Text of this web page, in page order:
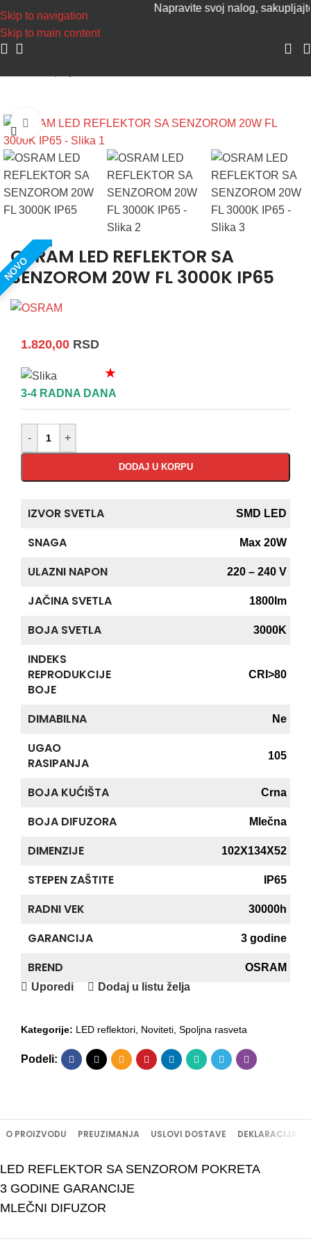
Skip to navigation
Skip to main content
Napravite svoj nalog, sakupljajte
Uvećaj sliku
NOVO
OSRAM LED REFLEKTOR SA
SENZOROM 20W FL 3000K IP65
1.820,00 RSD
★
3-4 RADNA DANA
- +
DODAJ U KORPU
IZVOR SVETLA SMD LED
SNAGA Max 20W
ULAZNI NAPON 220 – 240 V
JAČINA SVETLA 1800lm
BOJA SVETLA 3000K
INDEKS
REPRODUKCIJE
BOJE
CRI>80
DIMABILNA Ne
UGAO
RASIPANJA
105
BOJA KUĆIŠTA Crna
BOJA DIFUZORA Mlečna
DIMENZIJE 102X134X52
STEPEN ZAŠTITE IP65
RADNI VEK 30000h
GARANCIJA 3 godine
BREND
OSRAM
Uporedi
Dodaj u listu želja
Kategorije: LED reflektori, Noviteti, Spoljna rasveta
Podeli:
O PROIZVODU PREUZIMANJA USLOVI DOSTAVE DEKLARACIJA
LED REFLEKTOR SA SENZOROM POKRETA
3 GODINE GARANCIJE
MLEČNI DIFUZOR